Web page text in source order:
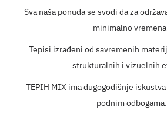
Sva naša ponuda se svodi da za
minimalno
Tepisi izrađeni od savremenih
strukturalnih i vizuelnih
TEPIH MIX ima dugogodišnje
podnim odbogama.